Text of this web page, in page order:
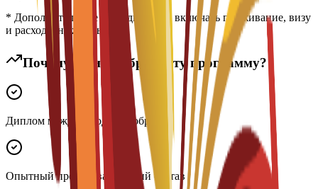
* Дополнительные расходы могут включать проживание, визу
и расходы на жизнь
Почему стоит выбрать эту программу?
Диплом международного образца
Опытный преподавательский состав